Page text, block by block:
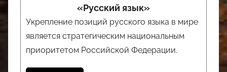
«Русский язык»
Укрепление позиций русского языка в мире
является стратегическим национальным
приоритетом Российской Федерации.